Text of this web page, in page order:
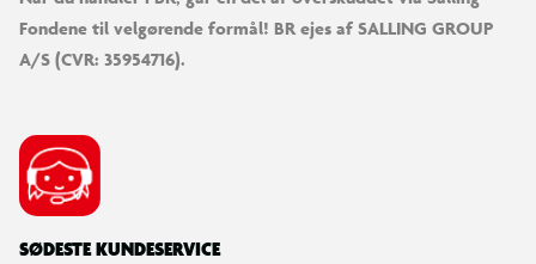
Fondene til velgørende formål! BR ejes af SALLING GROUP
A/S (CVR: 35954716).
SØDESTE KUNDESERVICE